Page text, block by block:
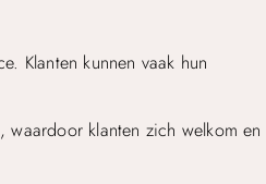
Klanten kunnen vaak hun
klanten zich welkom en